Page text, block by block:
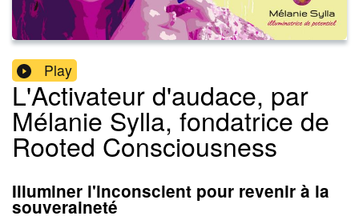
Play
L'Activateur d'audace, par
Mélanie Sylla, fondatrice de
Rooted Consciousness
Illuminer l'inconscient pour revenir à la
souveraineté